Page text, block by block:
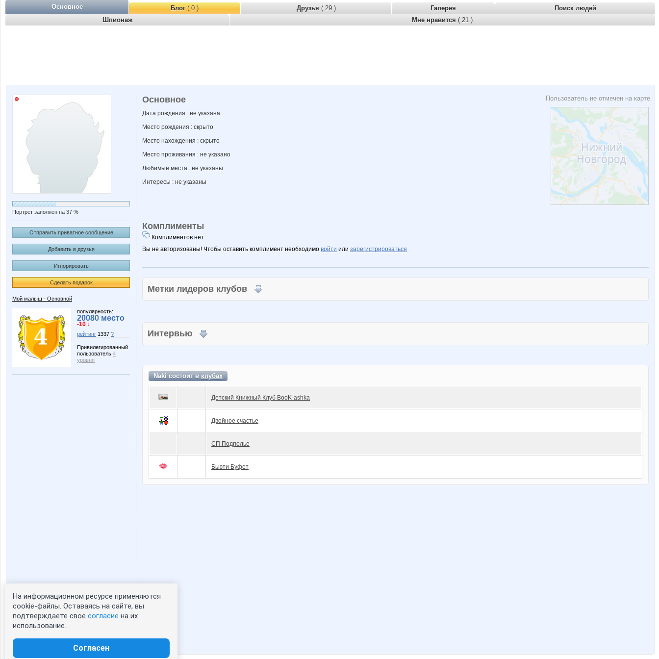
Основное Блог( 0 ) Друзья ( 29 ) Галерея
Поиск людей
Шпионаж
Мне нравится ( 21 )
Портрет заполнен на 37 %
Отправить приватное сообщение
Добавить в друзья
Игнорировать
Сделать подарок
Мой малыш - Основной
популярность:
20080 место
-10 ↓
рейтинг 1337 ?
Привилегированный
пользователь 4
уровня
Статистика портрета:
сейчас просматривают портрет - 0
зарегистрированные пользователи
Пользователь не отмечен на карте
Основное
Дата рождения : не указана
Место рождения : скрыто
Место нахождения : скрыто
Место проживания : не указано
Любимые места : не указаны
Интересы : не указаны
Комплименты
Комплиментов нет.
Вы не авторизованы! Чтобы оставить комплимент необходимо войти или зарегистрироваться
Метки лидеров клубов
Интервью
Naki состоит вклубах
Детский Книжный Клуб BooK-ashka
Двойное счастье
СП Подполье
Бьюти Буфет
На информационном ресурсе применяются
cookie-файлы. Оставаясь на сайте, вы
подтверждаете свое согласие на их
использование.
Согласен